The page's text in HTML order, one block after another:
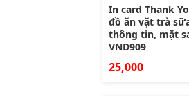
In card Thank
đồ ăn vặt trà
thông tin, mặt
VND909
25,000